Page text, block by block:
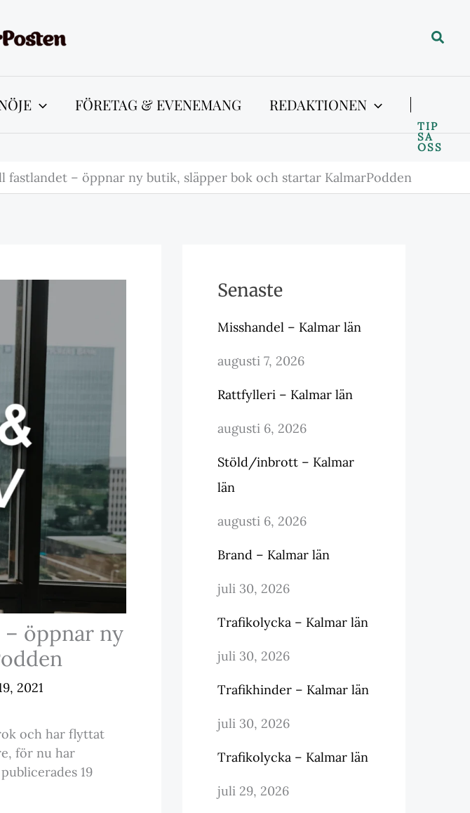
Sök
FÖRETAG & EVENEMANG REDAKTIONEN
TIP
SA
OSS
fastlandet – öppnar ny butik, släpper bok och startar KalmarPodden
öppnar ny
2021
och har flyttat
för nu har
19
Senaste
Misshandel – Kalmar län
augusti 7, 2026
Rattfylleri – Kalmar län
augusti 6, 2026
Stöld/inbrott – Kalmar
län
augusti 6, 2026
Brand – Kalmar län
juli 30, 2026
Trafikolycka – Kalmar län
juli 30, 2026
Trafikhinder – Kalmar län
juli 30, 2026
Trafikolycka – Kalmar län
juli 29, 2026